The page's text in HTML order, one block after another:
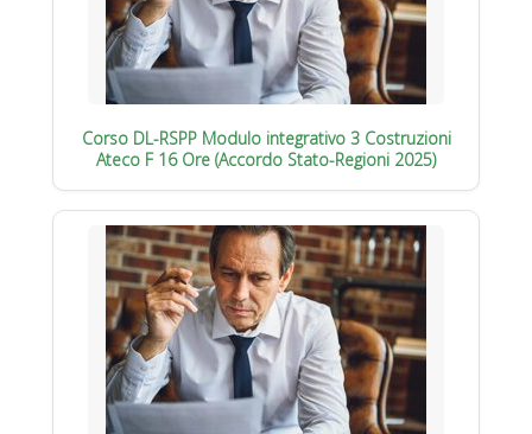
Corso DL-RSPP Modulo integrativo 3 Costruzioni
Ateco F 16 Ore (Accordo Stato-Regioni 2025)